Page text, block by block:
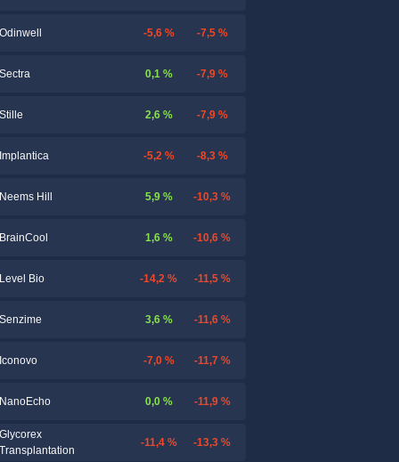
Odinwell -5,6 % -7,5 %
Sectra 0,1 % -7,9 %
Stille 2,6 % -7,9 %
Implantica -5,2 % -8,3 %
Neems Hill 5,9 % -10,3 %
BrainCool 1,6 % -10,6 %
Level Bio -14,2 % -11,5 %
Senzime 3,6 % -11,6 %
Iconovo -7,0 % -11,7 %
NanoEcho 0,0 % -11,9 %
Glycorex
Transplantation
-11,4 % -13,3 %